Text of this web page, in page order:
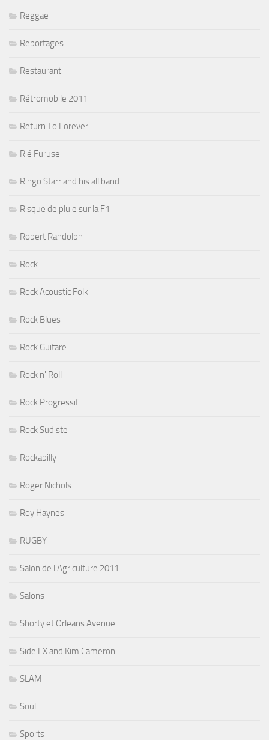
Reggae
Reportages
Restaurant
Rétromobile 2011
Return To Forever
Rié Furuse
Ringo Starr and his all band
Risque de pluie sur la F1
Robert Randolph
Rock
Rock Acoustic Folk
Rock Blues
Rock Guitare
Rock n' Roll
Rock Progressif
Rock Sudiste
Rockabilly
Roger Nichols
Roy Haynes
RUGBY
Salon de l'Agriculture 2011
Salons
Shorty et Orleans Avenue
Side FX and Kim Cameron
SLAM
Soul
Sports